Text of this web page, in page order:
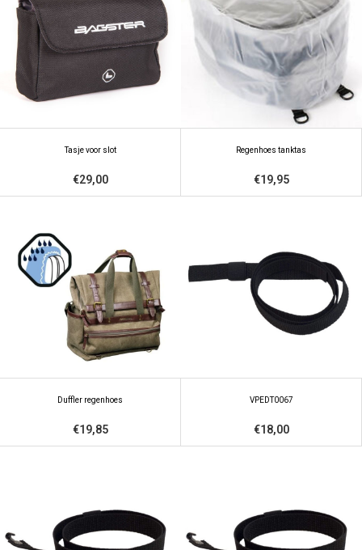
Tasje voor slot
€29,00
Regenhoes tanktas
€19,95
Duffler regenhoes
€19,85
VPEDT0067
€18,00